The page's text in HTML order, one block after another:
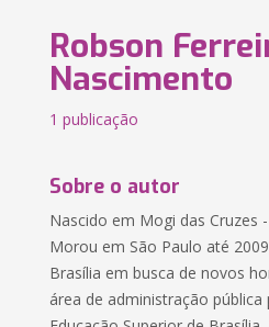
Robson
Nascimento
1 publicação
Sobre o autor
Nascido em Mogi das Cruzes
Morou em São Paulo até
Brasília em busca de novos
área de administração